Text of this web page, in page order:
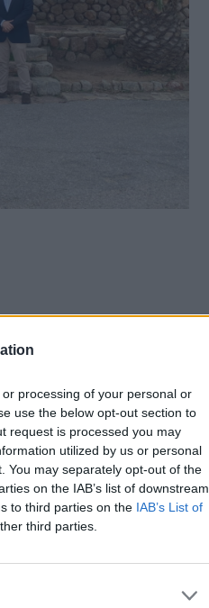
processing of your personal or
use the below opt-out section to
request is processed you may
utilized by us or personal
You may separately opt-out of the
on the IAB’s list of downstream
to third parties on the IAB’s List of
third parties.
– Level Leaders
της Διεύθυνσης
επιτελικών θέσεων